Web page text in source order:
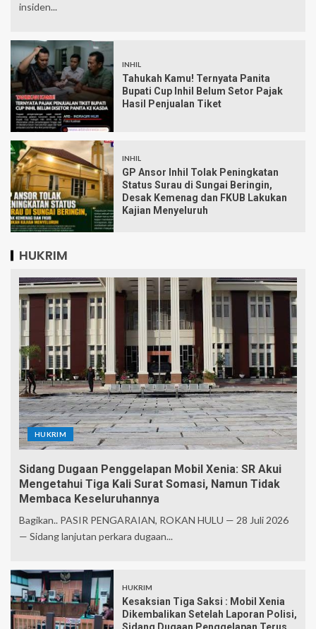
insiden...
INHIL
Tahukah Kamu! Ternyata Panita
Bupati Cup Inhil Belum Setor Pajak
Hasil Penjualan Tiket
INHIL
GP Ansor Inhil Tolak Peningkatan
Status Surau di Sungai Beringin,
Desak Kemenag dan FKUB Lakukan
Kajian Menyeluruh
HUKRIM
HUKRIM
Sidang Dugaan Penggelapan Mobil Xenia: SR Akui
Mengetahui Tiga Kali Surat Somasi, Namun Tidak
Membaca Keseluruhannya
Bagikan.. PASIR PENGARAIAN, ROKAN HULU — 28 Juli 2026
— Sidang lanjutan perkara dugaan...
HUKRIM
Kesaksian Tiga Saksi : Mobil Xenia
Dikembalikan Setelah Laporan Polisi,